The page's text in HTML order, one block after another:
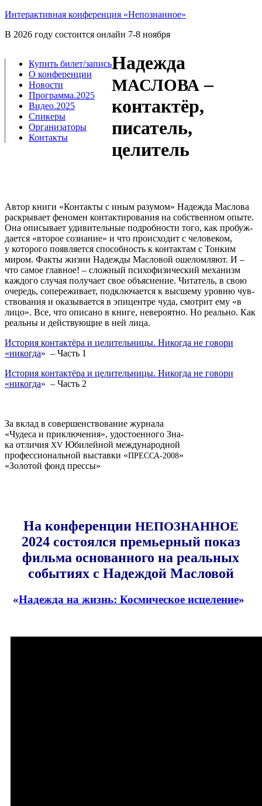
Интерактивная конференция «Непознанное»
В 2026 году состоится онлайн 7-8 ноября
Купить билет/​запись
О конференции
Новости
Программа.2025
Видео.2025
Спикеры
Организаторы
Контакты
Надежда
МАСЛОВА –
контактёр,
писатель,
целитель
Автор кни­ги «Кон­так­ты с иным разу­мом» Надеж­да Мас­ло­ва
рас­кры­ва­ет фено­мен кон­так­ти­ро­ва­ния на соб­ствен­ном опы­те.
Она опи­сы­ва­ет уди­ви­тель­ные подроб­но­сти того, как про­буж­
да­ет­ся «вто­рое созна­ние» и что про­ис­хо­дит с чело­ве­ком,
у кото­ро­го появ­ля­ет­ся спо­соб­ность к кон­так­там с Тон­ким
миром. Фак­ты жиз­ни Надеж­ды Мас­ло­вой оше­лом­ля­ют. И –
что самое глав­ное! – слож­ный пси­хо­фи­зи­че­ский меха­низм
каж­до­го слу­чая полу­ча­ет свое объ­яс­не­ние. Чита­тель, в свою
оче­редь, сопе­ре­жи­ва­ет, под­клю­ча­ет­ся к выс­ше­му уров­ню чув­
ство­ва­ния и ока­зы­ва­ет­ся в эпи­цен­тре чуда, смот­рит ему «в
лицо». Все, что опи­са­но в кни­ге, неве­ро­ят­но. Но реаль­но. Как
реаль­ны и дей­ству­ю­щие в ней лица.
Исто­рия кон­так­тё­ра и цели­тель­ни­цы. Нико­гда не гово­ри
«нико­гда» – Часть 1
Исто­рия кон­так­тё­ра и цели­тель­ни­цы. Нико­гда не гово­ри
«нико­гда» – Часть 2
За вклад в совер­шен­ство­ва­ние жур­на­ла
«Чуде­са и при­клю­че­ния», удо­сто­ен­но­го Зна­
ка отли­чия ХV Юби­лей­ной меж­ду­на­род­ной
про­фес­си­о­наль­ной выстав­ки «ПРЕС­СА-2008»
«Золо­той фонд прессы»
На конференции НЕПОЗНАННОЕ
2024 состоялся премьерный показ
фильма основанного на реальных
событиях с Надеждой Масловой
«Надежда на жизнь: Космическое исцеление»